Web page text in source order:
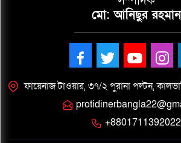
মো: আনিছুর রহমান
ফায়েনাজ টাওয়ার, ৩৭/২ পুরানা পল্টন,
+8801711392022